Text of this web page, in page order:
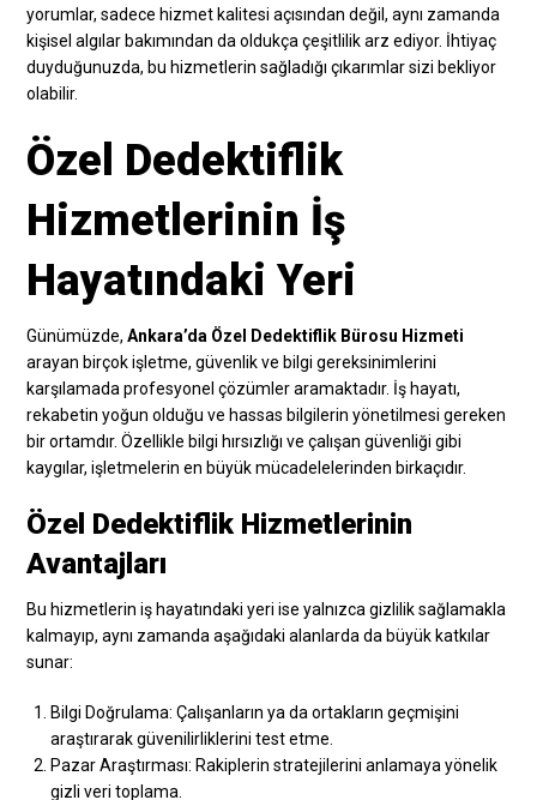
yorumlar, sadece hizmet kalitesi açısından değil, aynı zamanda
kişisel algılar bakımından da oldukça çeşitlilik arz ediyor. İhtiyaç
duyduğunuzda, bu hizmetlerin sağladığı çıkarımlar sizi bekliyor
olabilir.
Özel Dedektiflik
Hizmetlerinin İş
Hayatındaki Yeri
Günümüzde,Ankara’da Özel Dedektiflik Bürosu Hizmeti
arayan birçok işletme, güvenlik ve bilgi gereksinimlerini
karşılamada profesyonel çözümler aramaktadır. İş hayatı,
rekabetin yoğun olduğu ve hassas bilgilerin yönetilmesi gereken
bir ortamdır. Özellikle bilgi hırsızlığı ve çalışan güvenliği gibi
kaygılar, işletmelerin en büyük mücadelelerinden birkaçıdır.
Özel Dedektiflik Hizmetlerinin
Avantajları
Bu hizmetlerin iş hayatındaki yeri ise yalnızca gizlilik sağlamakla
kalmayıp, aynı zamanda aşağıdaki alanlarda da büyük katkılar
sunar:
Bilgi Doğrulama: Çalışanların ya da ortakların geçmişini
araştırarak güvenilirliklerini test etme.
Pazar Araştırması: Rakiplerin stratejilerini anlamaya yönelik
gizli veri toplama.